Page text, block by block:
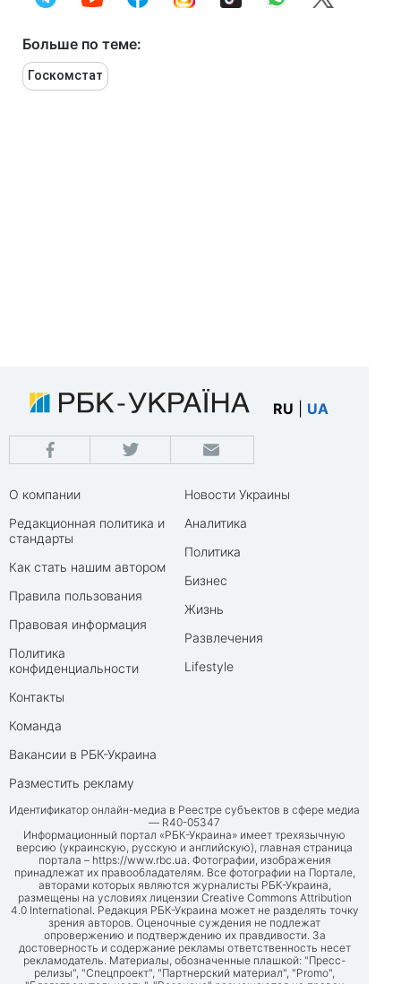
Больше по теме:
Госкомстат
RU UA
О компании
Редакционная политика и
стандарты
Как стать нашим автором
Правила пользования
Правовая информация
Политика
конфиденциальности
Контакты
Команда
Вакансии в РБК-Украина
Разместить рекламу
Новости Украины
Аналитика
Политика
Бизнес
Жизнь
Развлечения
Lifestyle
Идентификатор онлайн-медиа в Реестре субъектов в сфере медиа
— R40-05347
Информационный портал «РБК-Украина» имеет трехязычную
версию (украинскую, русскую и английскую), главная страница
портала – https://www.rbc.ua. Фотографии, изображения
принадлежат их правообладателям. Все фотографии на Портале,
авторами которых являются журналисты РБК-Украина,
размещены на условиях лицензии Creative Commons Attribution
4.0 International. Редакция РБК-Украина может не разделять точку
зрения авторов. Оценочные суждения не подлежат
опровержению и подтверждению их правдивости. За
достоверность и содержание рекламы ответственность несет
рекламодатель. Материалы, обозначенные плашкой: "Пресс-
релизы", "Спецпроект", "Партнерский материал", "Promo",